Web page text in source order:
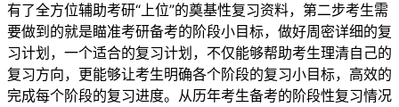
有了全方位辅助考研“上位”的奠基性复习资料，第二步考生需
要做到的就是瞄准考研备考的阶段小目标，做好周密详细的复
习计划，一个适合的复习计划，不仅能够帮助考生理清自己的
复习方向，更能够让考生明确各个阶段的复习小目标，高效的
完成每个阶段的复习进度。从历年考生备考的阶段性复习情况